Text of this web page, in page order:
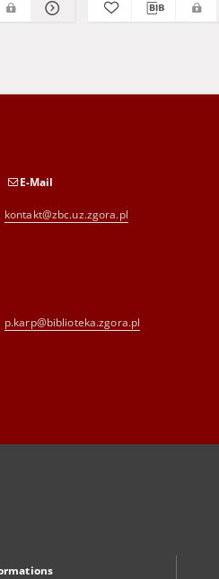
E-Mail
kontakt@zbc.uz.zgora.pl
p.karp@biblioteka.zgora.pl